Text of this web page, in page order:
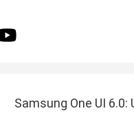
Samsung One UI